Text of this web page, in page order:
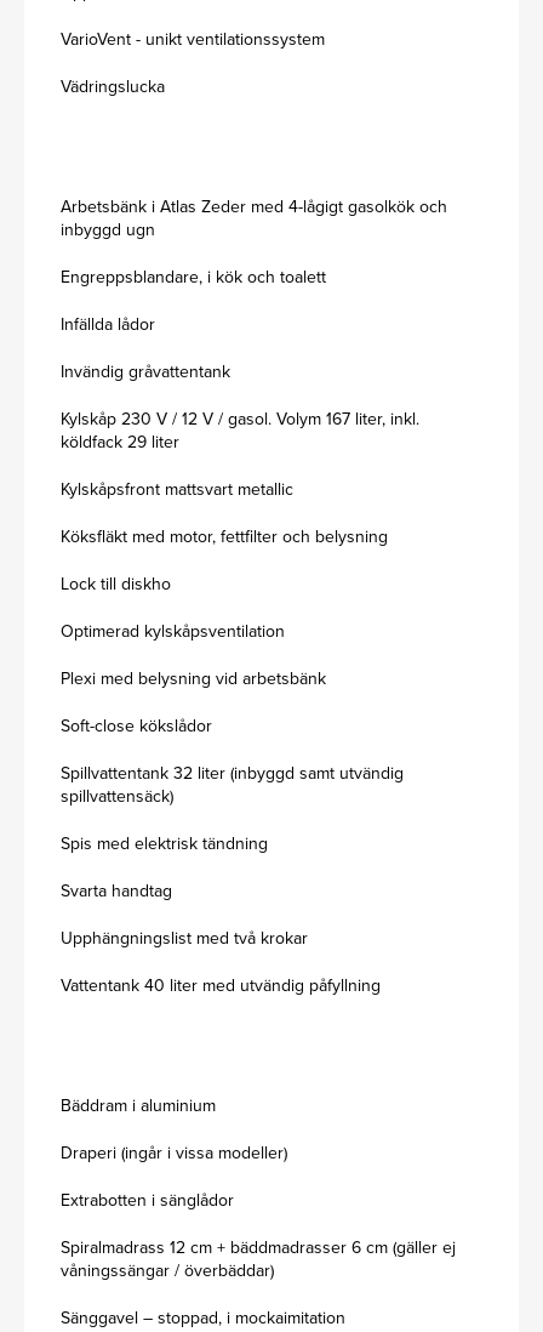
VarioVent - unikt ventilationssystem
Vädringslucka
Arbetsbänk i Atlas Zeder med 4-lågigt gasolkök och
inbyggd ugn
Engreppsblandare, i kök och toalett
Infällda lådor
Invändig gråvattentank
Kylskåp 230 V / 12 V / gasol. Volym 167 liter, inkl.
köldfack 29 liter
Kylskåpsfront mattsvart metallic
Köksfläkt med motor, fettfilter och belysning
Lock till diskho
Optimerad kylskåpsventilation
Plexi med belysning vid arbetsbänk
Soft-close kökslådor
Spillvattentank 32 liter (inbyggd samt utvändig
spillvattensäck)
Spis med elektrisk tändning
Svarta handtag
Upphängningslist med två krokar
Vattentank 40 liter med utvändig påfyllning
Bäddram i aluminium
Draperi (ingår i vissa modeller)
Extrabotten i sänglådor
Spiralmadrass 12 cm + bäddmadrasser 6 cm (gäller ej
våningssängar / överbäddar)
Sänggavel – stoppad, i mockaimitation